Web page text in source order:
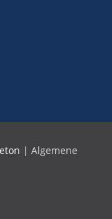
| Algemene